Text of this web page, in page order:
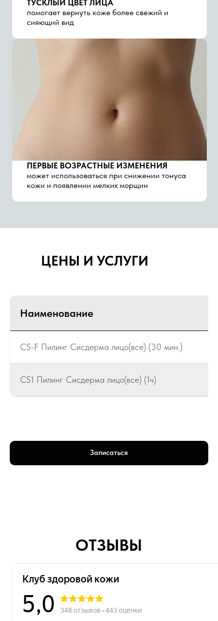
ЦЕНЫ И УСЛУГИ
Наименование
CS-F Пилинг Сисдерма лицо(все) (30 мин.)
CS1 Пилинг Сисдерма лицо(все) (1ч)
Записаться
ОТЗЫВЫ
РЕЗУЛЬТАТЫ
в любом возрасте и сезоне.